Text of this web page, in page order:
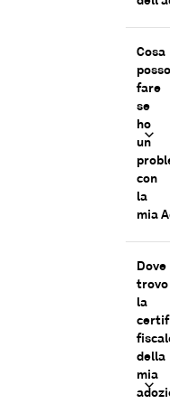
Cosa
posso
fare
se
ho
un
con
la
mia
Dove
trovo
la
della
mia